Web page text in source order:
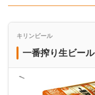
キリンビール
一番搾り生ビール
＜